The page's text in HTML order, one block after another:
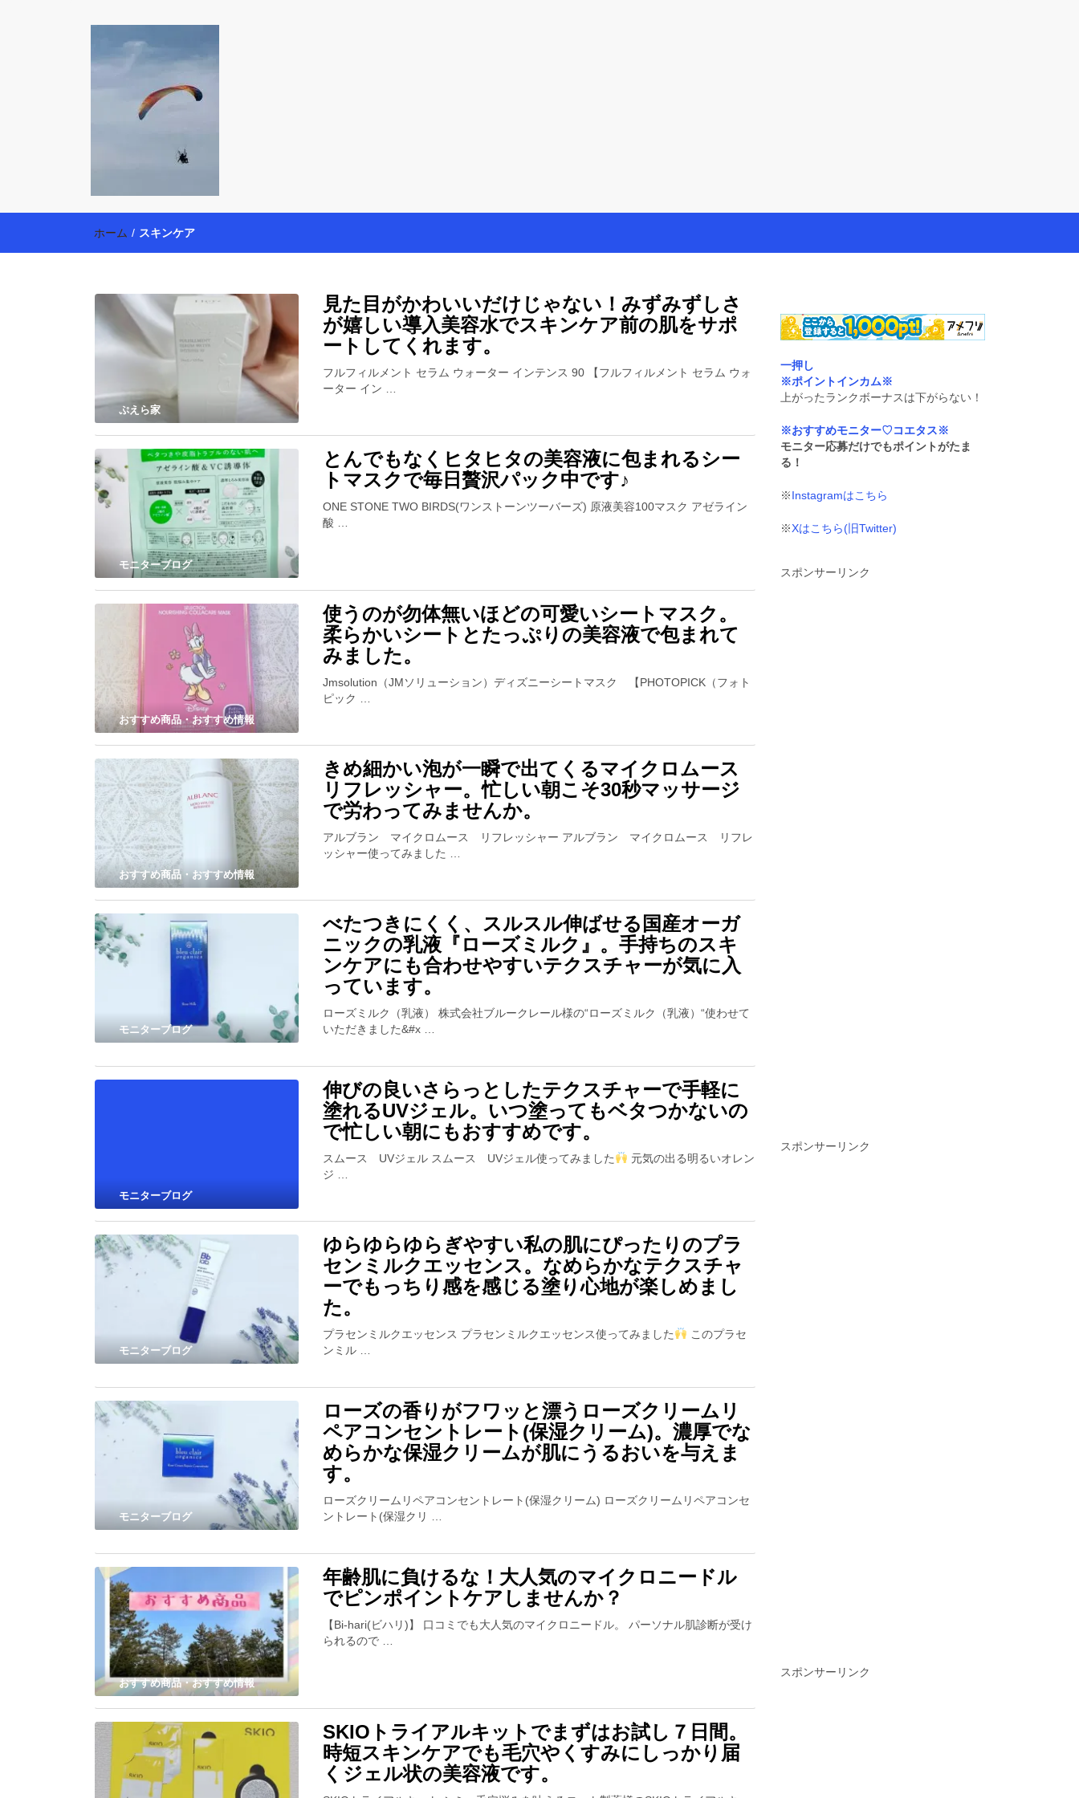
育・美容健康アイテム探索】も全力で楽しみます。
ホーム / スキンケア
ぷえら家
見た目がかわいいだけじゃない！みずみずしさ
が嬉しい導入美容水でスキンケア前の肌をサポ
ートしてくれます。
フルフィルメント セラム ウォーター インテンス 90 【フルフィルメント セラム ウォ
ーター イン …
モニターブログ
とんでもなくヒタヒタの美容液に包まれるシー
トマスクで毎日贅沢パック中です♪
ONE STONE TWO BIRDS(ワンストーンツーバーズ) 原液美容100マスク アゼライン
酸 …
おすすめ商品・おすすめ情報
使うのが勿体無いほどの可愛いシートマスク。
柔らかいシートとたっぷりの美容液で包まれて
みました。
Jmsolution（JMソリューション）ディズニーシートマスク 【PHOTOPICK（フォト
ピック …
おすすめ商品・おすすめ情報
きめ細かい泡が一瞬で出てくるマイクロムース
リフレッシャー。忙しい朝こそ30秒マッサージ
で労わってみませんか。
アルブラン マイクロムース リフレッシャー アルブラン マイクロムース リフレ
ッシャー使ってみました …
モニターブログ
べたつきにくく、スルスル伸ばせる国産オーガ
ニックの乳液『ローズミルク』。手持ちのスキ
ンケアにも合わせやすいテクスチャーが気に入
っています。
ローズミルク（乳液） 株式会社ブルークレール様の“ローズミルク（乳液）“使わせて
いただきました&#x …
モニターブログ
伸びの良いさらっとしたテクスチャーで手軽に
塗れるUVジェル。いつ塗ってもベタつかないの
で忙しい朝にもおすすめです。
スムース UVジェル スムース UVジェル使ってみました
元気の出る明るいオレン
ジ …
モニターブログ
ゆらゆらゆらぎやすい私の肌にぴったりのプラ
センミルクエッセンス。なめらかなテクスチャ
ーでもっちり感を感じる塗り心地が楽しめまし
た。
プラセンミルクエッセンス プラセンミルクエッセンス使ってみました
このプラセ
ンミル …
モニターブログ
ローズの香りがフワッと漂うローズクリームリ
ペアコンセントレート(保湿クリーム)。濃厚でな
めらかな保湿クリームが肌にうるおいを与えま
す。
ローズクリームリペアコンセントレート(保湿クリーム) ローズクリームリペアコンセ
ントレート(保湿クリ …
おすすめ商品・おすすめ情報
年齢肌に負けるな！大人気のマイクロニードル
でピンポイントケアしませんか？
【Bi-hari(ビハリ)】 口コミでも大人気のマイクロニードル。 パーソナル肌診断が受け
られるので …
SKIOトライアルキットでまずはお試し７日間。
時短スキンケアでも毛穴やくすみにしっかり届
くジェル状の美容液です。
一押し
※ポイントインカム※
上がったランクボーナスは下がらない！
※おすすめモニター♡コエタス※
モニター応募だけでもポイントがたま
る！
※Instagramはこちら
※Xはこちら(旧Twitter)
スポンサーリンク
スポンサーリンク
スポンサーリンク